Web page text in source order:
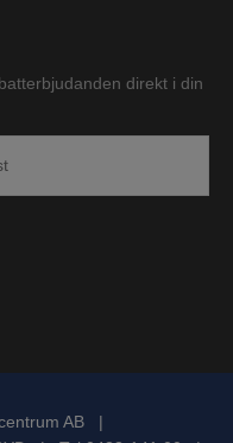
direkt i din
AB |